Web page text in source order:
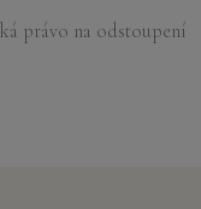
právo na odstoupení